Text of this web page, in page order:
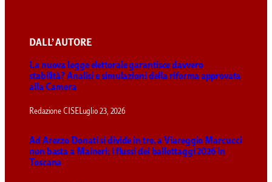
DALL’ AUTORE
La nuova legge elettorale garantisce davvero
stabilità? Analisi e simulazioni della riforma approvata
alla Camera
Redazione CISE Luglio 23, 2026
Ad Arezzo Donati si divide in tre, a Viareggio Marcucci
non basta a Maineri: i flussi dei ballottaggi 2026 in
Toscana